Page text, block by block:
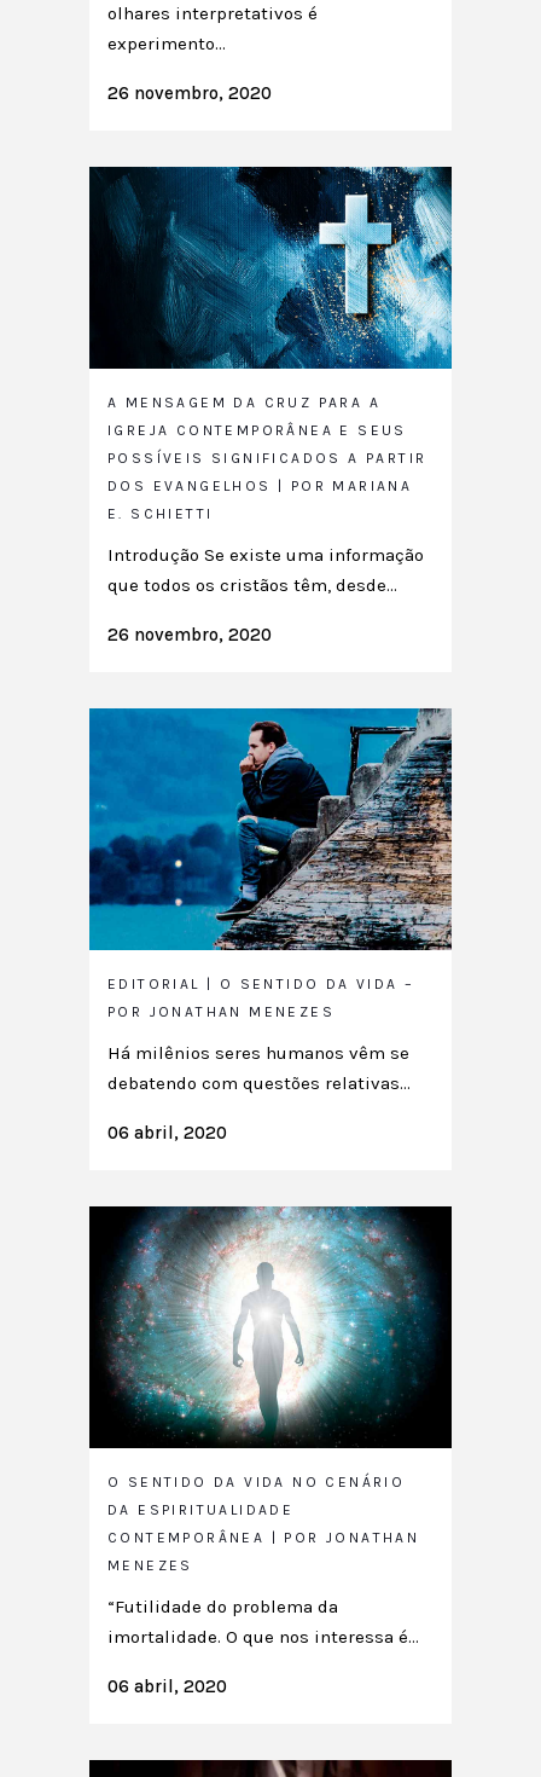
olhares interpretativos é
experimento...
26 novembro, 2020
A MENSAGEM DA CRUZ PARA A
IGREJA CONTEMPORÂNEA E SEUS
POSSÍVEIS SIGNIFICADOS A PARTIR
DOS EVANGELHOS | POR MARIANA
E. SCHIETTI
Introdução Se existe uma informação
que todos os cristãos têm, desde...
26 novembro, 2020
EDITORIAL | O SENTIDO DA VIDA –
POR JONATHAN MENEZES
Há milênios seres humanos vêm se
debatendo com questões relativas...
06 abril, 2020
O SENTIDO DA VIDA NO CENÁRIO
DA ESPIRITUALIDADE
CONTEMPORÂNEA | POR JONATHAN
MENEZES
“Futilidade do problema da
imortalidade. O que nos interessa é...
06 abril, 2020